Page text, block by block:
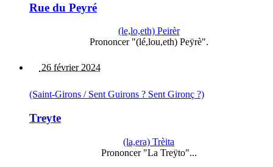
Rue du Peyré
(le,lo,eth) Peirèr
Prononcer "(lé,lou,eth) Peÿrè".
26 février 2024
(Saint-Girons / Sent Guirons ? Sent Gironç ?)
Treyte
(la,era) Trèita
Prononcer "La Treÿto"...